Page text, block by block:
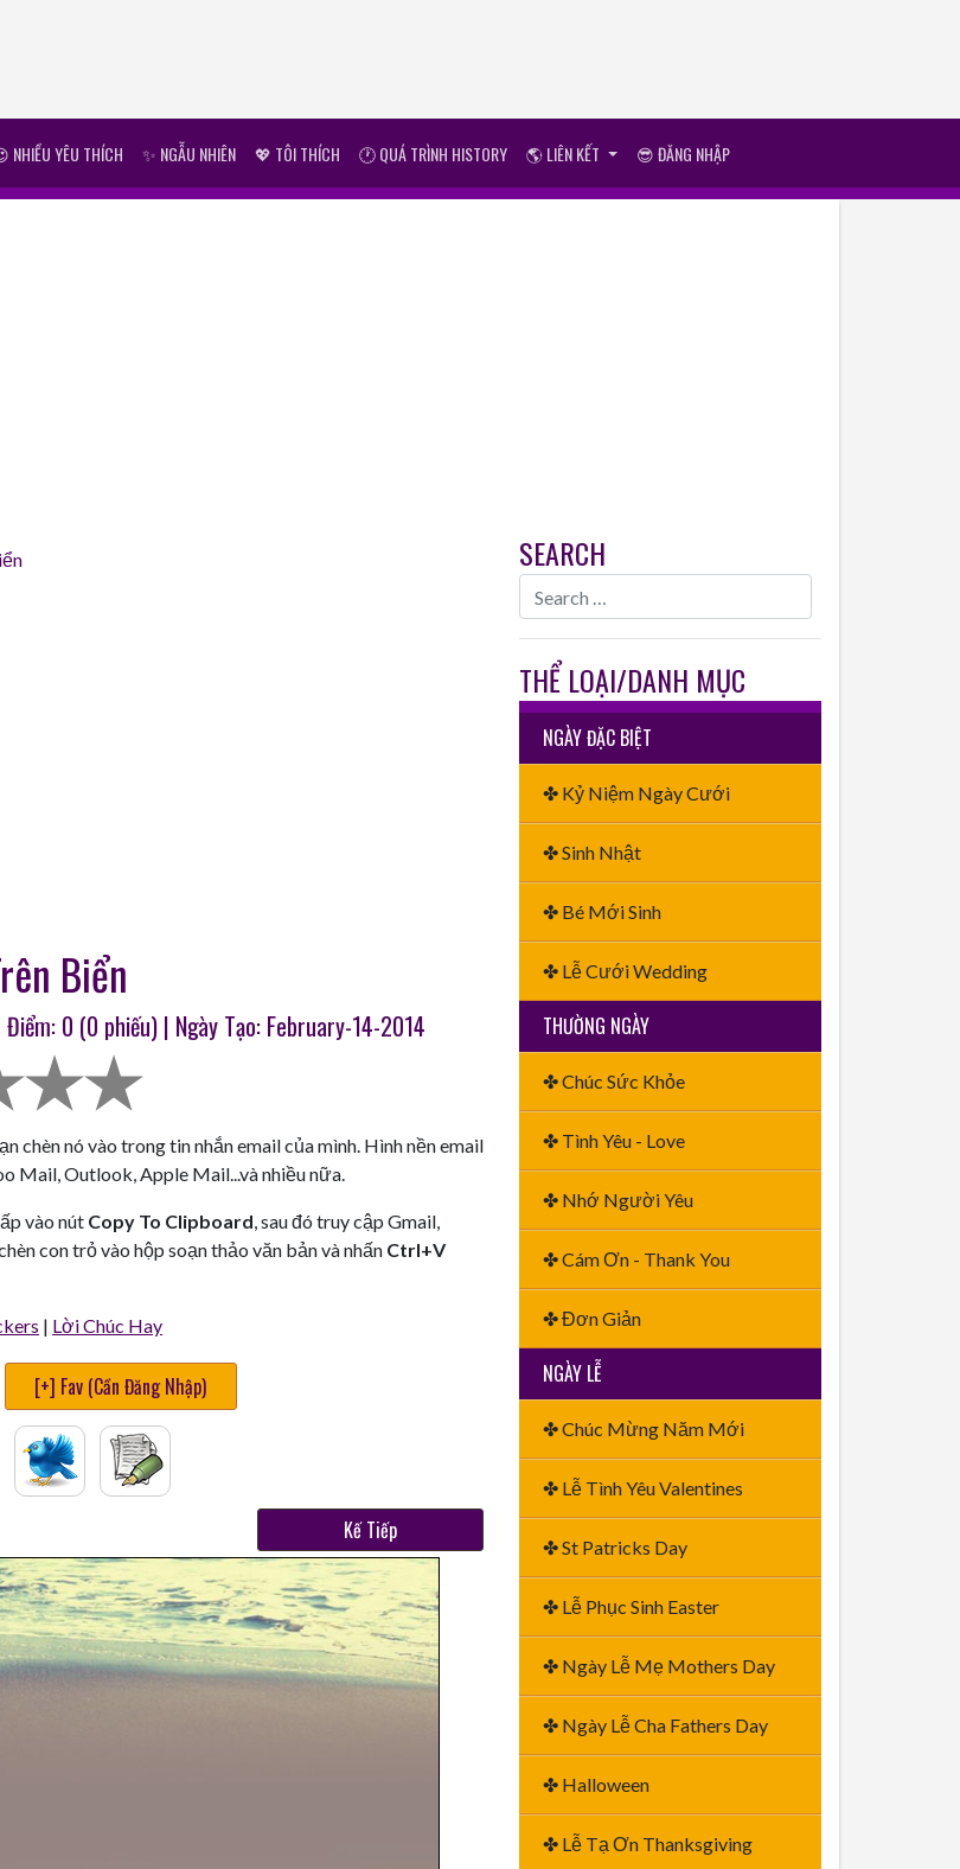
NHIỀU YÊU THÍCH ✨ NGẪU NHIÊN 💖 TÔI THÍCH 🕐 QUÁ TRÌNH HISTORY 🌎 LIÊN KẾT 😎 ĐĂNG NHẬP
Biển
Điểm: 0 (0 phiếu) | Ngày Tạo: February-14-2014
chèn nó vào trong tin nhắn email của mình. Hình nền email
Mail, Outlook, Apple Mail...và nhiều nữa.
vào nút Copy To Clipboard, sau đó truy cập Gmail,
con trỏ vào hộp soạn thảo văn bản và nhấn Ctrl+V
| Lời Chúc Hay
[+] Fav (Cần Đăng Nhập)
Kế Tiếp
SEARCH
THỂ LOẠI/DANH MỤC
NGÀY ĐẶC BIỆT
✤ Kỷ Niệm Ngày Cưới
✤ Sinh Nhật
✤ Bé Mới Sinh
✤ Lễ Cưới Wedding
THƯỜNG NGÀY
✤ Chúc Sức Khỏe
✤ Tình Yêu - Love
✤ Nhớ Người Yêu
✤ Cám Ơn - Thank You
✤ Đơn Giản
NGÀY LỄ
✤ Chúc Mừng Năm Mới
✤ Lễ Tình Yêu Valentines
✤ St Patricks Day
✤ Lễ Phục Sinh Easter
✤ Ngày Lễ Mẹ Mothers Day
✤ Ngày Lễ Cha Fathers Day
✤ Halloween
✤ Lễ Tạ Ơn Thanksgiving